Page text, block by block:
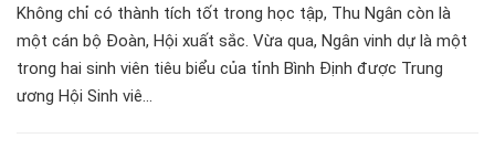
Không chỉ có thành tích tốt trong học tập, Thu Ngân còn là
một cán bộ Đoàn, Hội xuất sắc. Vừa qua, Ngân vinh dự là một
trong hai sinh viên tiêu biểu của tỉnh Bình Định được Trung
ương Hội Sinh viê...